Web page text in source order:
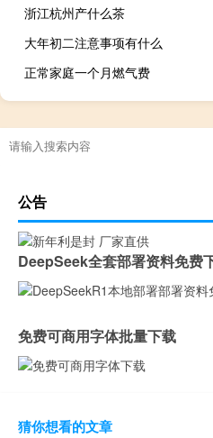
浙江杭州产什么茶
大年初二注意事项有什么
正常家庭一个月燃气费
公告
DeepSeek全套部署资料免费
免费可商用字体批量下载
猜你想看的文章